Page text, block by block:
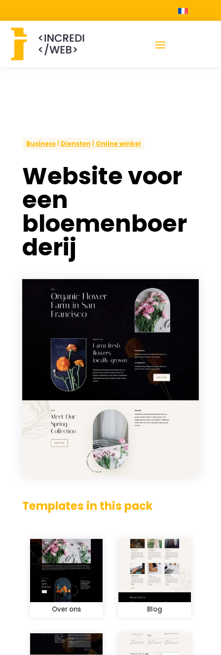
Business| Diensten Online winkel
Website voor
een
bloemenboer
derij
Templates in this pack
Over ons Blog